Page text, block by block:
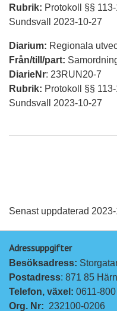
Rubrik: Protokoll §§
Sundsvall 2023-10-27
Diarium: Regionala
Från/till/part:
DiarieNr: 23RUN20-7
Rubrik: Protokoll §§
Sundsvall 2023-10-27
Senast uppdaterad
Adressuppgifter
Besöksadress:
Postadress: 871 85
Telefon, växel: 0611-
Org. Nr: 232100-0206